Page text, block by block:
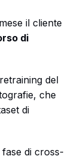
il cliente
di
del
che
di
di cross-